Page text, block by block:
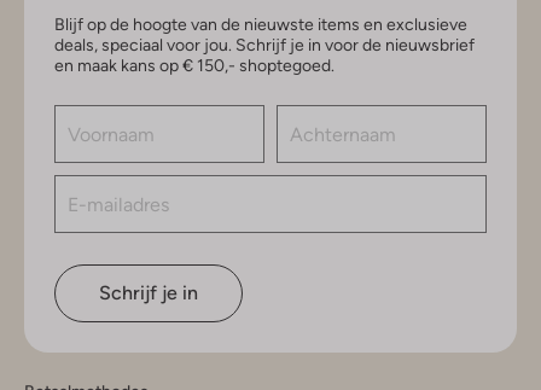
Blijf op de hoogte van de nieuwste items en exclusieve
deals, speciaal voor jou. Schrijf je in voor de nieuwsbrief
en maak kans op € 150,- shoptegoed.
Schrijf je in